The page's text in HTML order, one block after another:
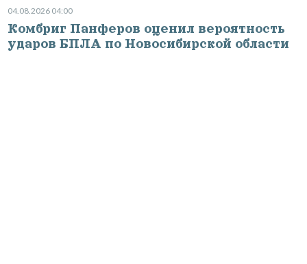
04.08.2026 04:00
Комбриг Панферов оценил вероятность
ударов БПЛА по Новосибирской области